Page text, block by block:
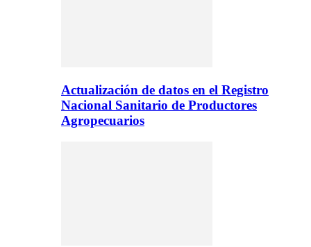
Actualización de datos en el Registro
Nacional Sanitario de Productores
Agropecuarios